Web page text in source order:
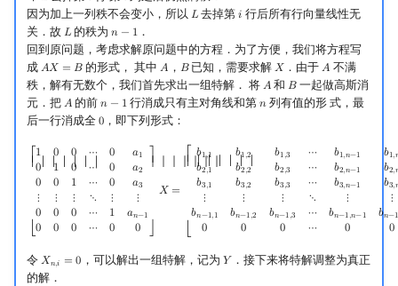
因为加上一列秩不会变小，所以 𝐿
L 去掉第𝑖i 行后所有行向量线性无
关．故 𝐿
L 的秩为𝑛 − 1
n −1
．
回到原问题，考虑求解原问题中的方程．为了方便，我们将方程写
成 𝐴𝑋 = 𝐵
AX= B 的形式， 其中 𝐴
A ， 𝐵
B已知，需要求解 𝑋
X ．由于 𝐴
A 不满
秩，解有无数个，我们首先求出一组特解． 将 𝐴
A 和 𝐵
B一起做高斯消
元．把 𝐴
A 的前𝑛 − 1
n −1 行消成只有主对角线和第 𝑛
n列有值的形 式，最
后一行消成全 0
0，即下列形式：
⎡
⎢ ⎢ ⎢ ⎢ ⎢ ⎢ ⎢
⎣
1 0 0 ⋯ 0 𝑎1
0 1 0 ⋯ 0 𝑎2
0 0 1 ⋯ 0 𝑎3
⋮ ⋮ ⋮ ⋱ ⋮
⋮
0
0 0 ⋯ 1 𝑎𝑛−1
0 0 0 ⋯ 0 0
⎤⎥ ⎥ ⎥ ⎥ ⎥ ⎥ ⎥
⎦
𝑋 =
⎡
⎢ ⎢ ⎢ ⎢ ⎢ ⎢ ⎢
⎣
𝑏1,1 𝑏1,2 𝑏1,3 ⋯ 𝑏1,𝑛−1 𝑏1,
𝑏2,1 𝑏2,2 𝑏2,3 ⋯ 𝑏2,𝑛−1 𝑏2,
𝑏3,1 𝑏3,2 𝑏3,3 ⋯ 𝑏3,𝑛−1 𝑏3,
⋮ ⋮ ⋮ ⋱ ⋮
⋮
𝑏𝑛−1,1 𝑏𝑛−1,2 𝑏𝑛−1,3 ⋯ 𝑏𝑛−1,𝑛−1 𝑏𝑛−1
0 0 0 ⋯ 0 0
10 ⋯ 10 0⋯ 0a 01⋯0 ⋮ ⋮ ⋱ ⋮0 0 1an− 00 00] [ b1,
令 𝑋𝑛,𝑖 = 0
Xn,i =0 ，可以解出一组特解，记为 𝑌
Y．接下来将特解调整为真正
的解．